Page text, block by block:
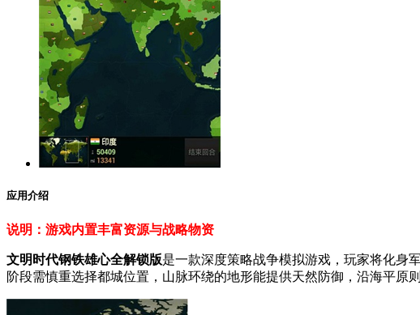
应用介绍
说明：游戏内置丰富资源与战略物资
文明时代钢铁雄心全解锁版是一款深度策略战争模拟游戏，玩家将化身
阶段需慎重选择都城位置，山脉环绕的地形能提供天然防御，沿海平原